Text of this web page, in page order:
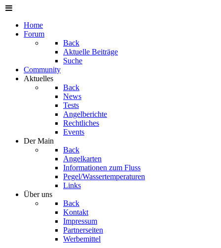
Home
Forum
Back
Aktuelle Beiträge
Suche
Community
Aktuelles
Back
News
Tests
Angelberichte
Rechtliches
Events
Der Main
Back
Angelkarten
Informationen zum Fluss
Pegel/Wassertemperaturen
Links
Über uns
Back
Kontakt
Impressum
Partnerseiten
Werbemittel